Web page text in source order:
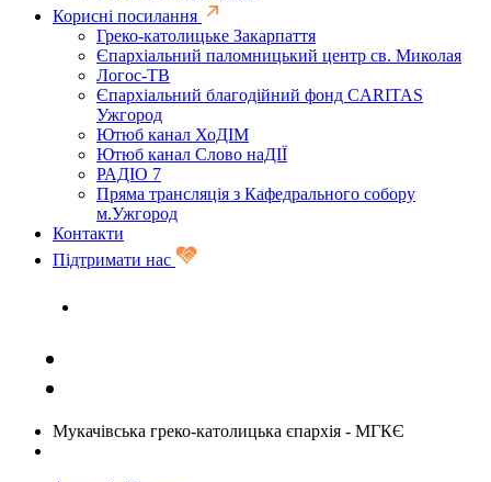
Корисні посилання
Греко-католицьке Закарпаття
Єпархіальний паломницький центр св. Миколая
Логос-ТВ
Єпархіальний благодійний фонд CARITAS
Ужгород
Ютюб канал ХоДІМ
Ютюб канал Слово наДІЇ
РАДІО 7
Пряма трансляція з Кафедрального собору
м.Ужгород
Контакти
Підтримати нас
Мукачівська греко-католицька єпархія - МГКЄ